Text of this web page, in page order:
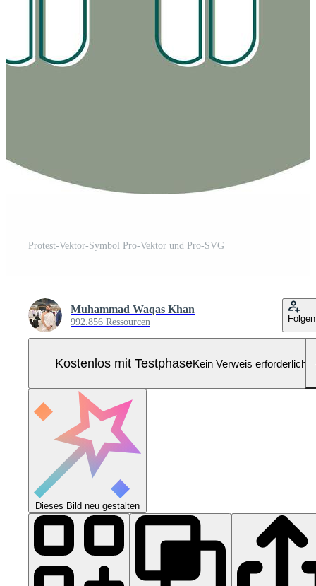
Protest-Vektor-Symbol Pro-Vektor und Pro-SVG
Muhammad Waqas Khan
992.856 Ressourcen Folgen
Kostenlos mit TestphaseKein Verweis erforderlich
Dieses Bild neu gestalten